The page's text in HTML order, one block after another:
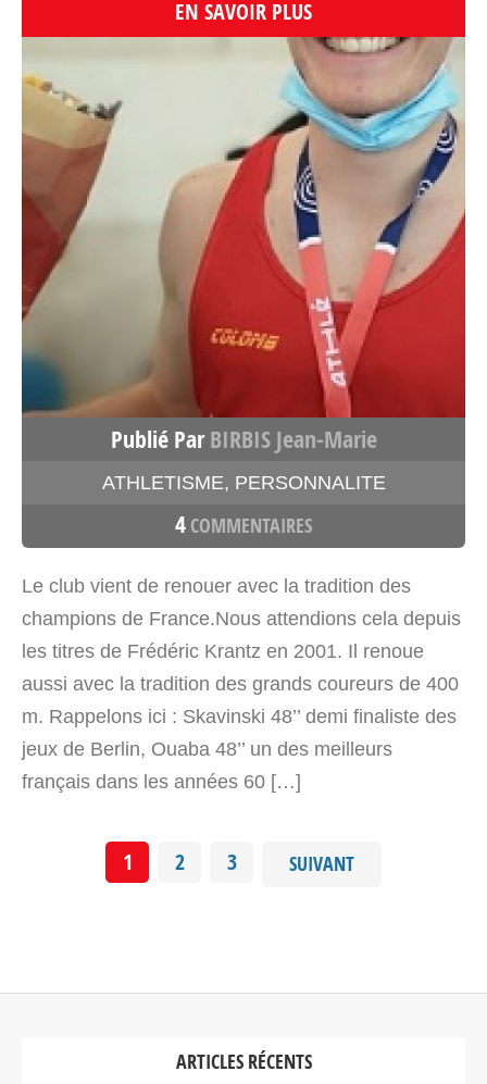
EN SAVOIR PLUS
Publié ParBIRBIS Jean-Marie
ATHLETISME, PERSONNALITE
4 COMMENTAIRES
Le club vient de renouer avec la tradition des
champions de France.Nous attendions cela depuis
les titres de Frédéric Krantz en 2001. Il renoue
aussi avec la tradition des grands coureurs de 400
m. Rappelons ici : Skavinski 48’’ demi finaliste des
jeux de Berlin, Ouaba 48’’ un des meilleurs
français dans les années 60 […]
1 2 3 SUIVANT
ARTICLES RÉCENTS